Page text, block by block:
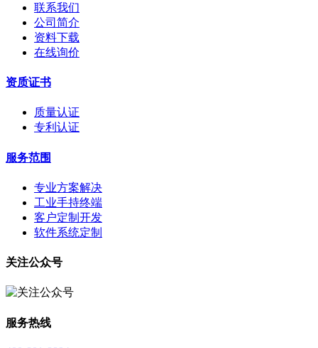
联系我们
公司简介
资料下载
在线询价
资质证书
质量认证
专利认证
服务范围
专业方案解决
工业手持终端
客户定制开发
软件系统定制
关注公众号
服务热线